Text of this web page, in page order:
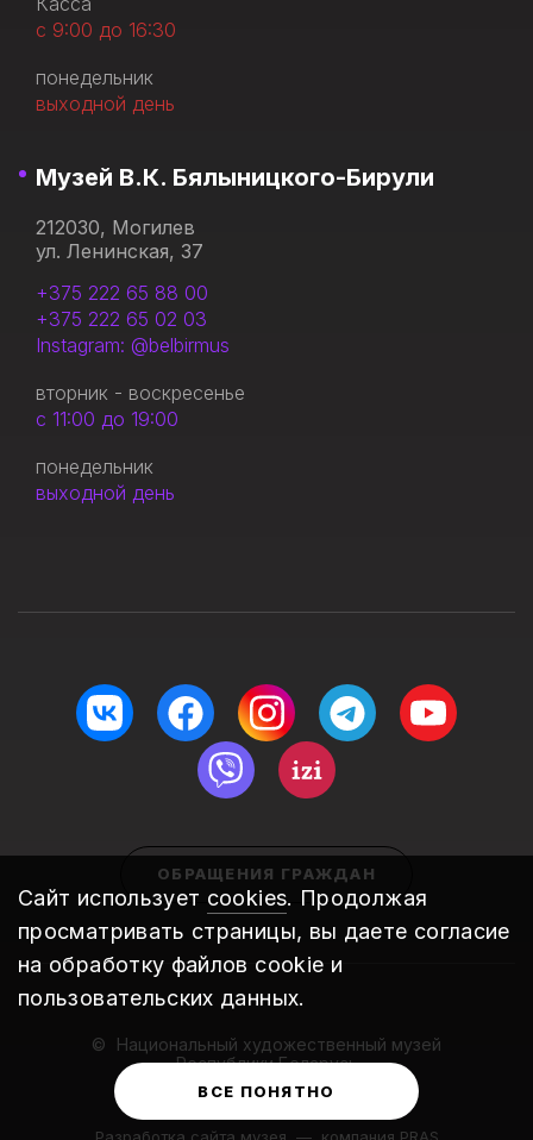
Сайт использует cookies. Продолжая
просматривать страницы, вы даете согласие
на обработку файлов cookie и
пользовательских данных.
ВСЕ ПОНЯТНО
с 9:00 до 16:30
понедельник
выходной день
Музей В.К. Бялыницкого-Бирули
212030, Могилев
ул. Ленинская, 37
+375 222 65 88 00
+375 222 65 02 03
Instagram: @belbirmus
вторник - воскресенье
с 11:00 до 19:00
понедельник
выходной день
ОБРАЩЕНИЯ ГРАЖДАН
Национальный художественный музей
Республики Беларусь
2010 – 2026